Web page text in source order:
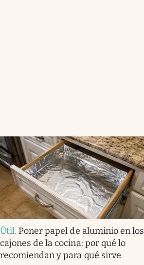
Útil. Poner papel de aluminio en los
cajones de la cocina: por qué lo
recomiendan y para qué sirve